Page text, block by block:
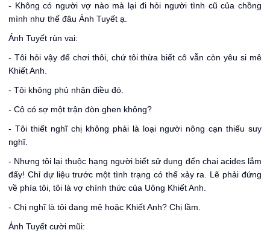
- Không có người vợ nào mà lại đi hỏi người tình cũ của chồng
mình như thế đâu Ánh Tuyết ạ.
Ánh Tuyết rùn vai:
- Tôi hỏi vậy để chơi thôi, chứ tôi thừa biết cô vẫn còn yêu si mê
Khiết Anh.
- Tôi không phủ nhận điều đó.
- Cô có sợ một trận đòn ghen không?
- Tôi thiết nghĩ chị không phải là loại người nông cạn thiếu suy
nghĩ.
- Nhưng tôi lại thuộc hạng người biết sử dụng đến chai acides lắm
đấy! Chỉ dự liệu trước một tình trạng có thể xảy ra. Lẽ phải đứng
về phía tôi, tôi là vợ chính thức của Uông Khiết Anh.
- Chị nghĩ là tôi đang mê hoặc Khiết Anh? Chị lầm.
Ánh Tuyết cười mũi: